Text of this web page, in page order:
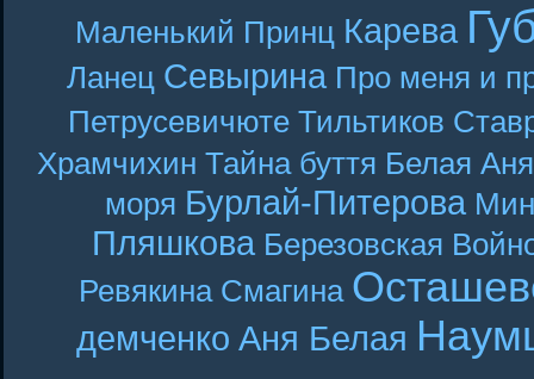
Маленький Принц Карева
Ланец Севырина Про меня и
Петрусевичюте Тильтиков
Храмчихин Тайна буття Белая Аня
моря Бурлай-Питерова
Пляшкова Березовская
Ревякина Смагина
демченко Аня Белая